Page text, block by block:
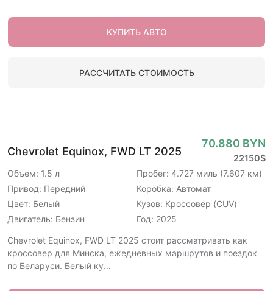
КУПИТЬ АВТО
РАССЧИТАТЬ СТОИМОСТЬ
Chevrolet Equinox, FWD LT 2025
70.880 BYN
22150$
Объем: 1.5 л
Пробег: 4.727 миль (7.607 км)
Привод: Передний
Коробка: Автомат
Цвет: Белый
Кузов: Кроссовер (CUV)
Двигатель: Бензин
Год: 2025
Chevrolet Equinox, FWD LT 2025 стоит рассматривать как
кроссовер для Минска, ежедневных маршрутов и поездок
по Беларуси. Белый ку...